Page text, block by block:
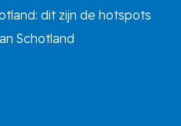
dit zijn de hotspots
Schotland